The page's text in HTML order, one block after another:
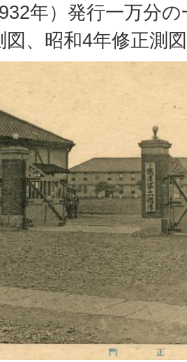
年）発行一万分
図、昭和4年修正測